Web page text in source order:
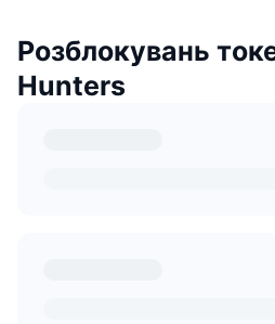
Розблокувань
Hunters